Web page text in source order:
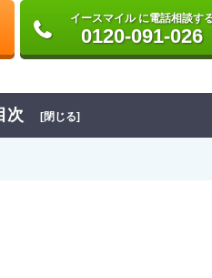
イースマイル に電話相談す
0120-091-026
次 [閉じる]